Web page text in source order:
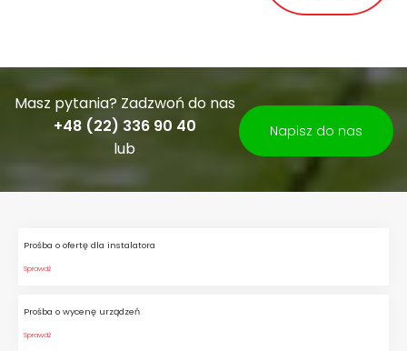
Masz pytania? Zadzwoń do nas
+48 (22) 336 90 40
lub
Napisz do nas
Prośba o ofertę dla instalatora
Sprawdź
Prośba o wycenę urządzeń
Sprawdź